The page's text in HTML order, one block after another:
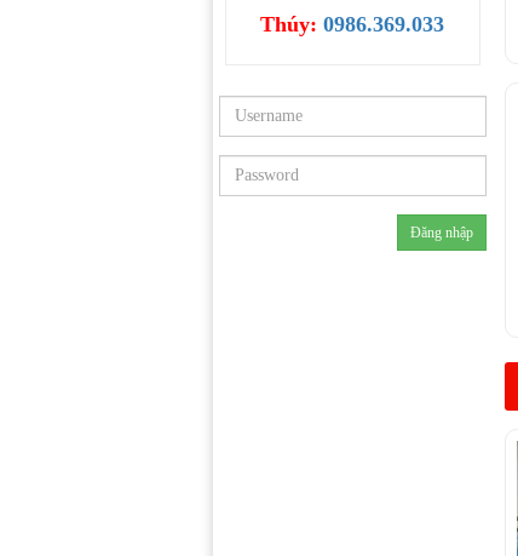
Thúy:0986.369.033